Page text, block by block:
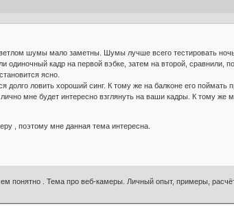
шумы мало заметны. Шумы лучше всего тестировать
одиночный кадр на первой вэбке, затем на второй, сравнили,
ясно.
долго ловить хороший синг. К тому же на балконе его
мне будет интересно взглянуть на ваши кадры. К тому
, поэтому мне данная тема интересна.
понятно . Тема про веб-камеры. Личный опыт, примеры,